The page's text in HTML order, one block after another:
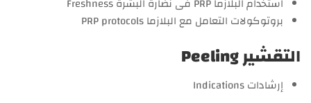
استخدام البلازما PRP فى نضارة البشرة Freshness
بروتوكولات التعامل مع البلازما PRP protocols
التقشير Peeling
إرشادات Indications